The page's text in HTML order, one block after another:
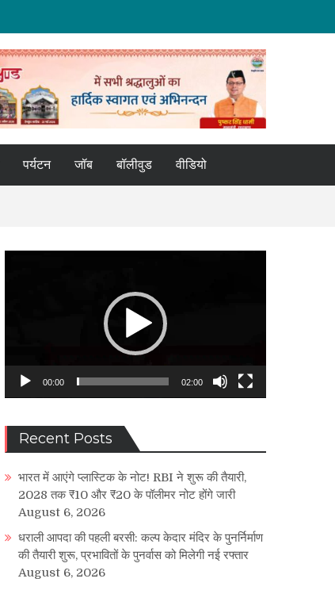
पर्यटन जॉब बॉलीवुड वीडियो
00:00 02:00
Recent Posts
भारत में आएंगे प्लास्टिक के नोट! RBI ने शुरू की तैयारी,
2028 तक ₹10 और ₹20 के पॉलीमर नोट होंगे जारी
August 6, 2026
धराली आपदा की पहली बरसी: कल्प केदार मंदिर के पुनर्निर्माण
की तैयारी शुरू, प्रभावितों के पुनर्वास को मिलेगी नई रफ्तार
August 6, 2026